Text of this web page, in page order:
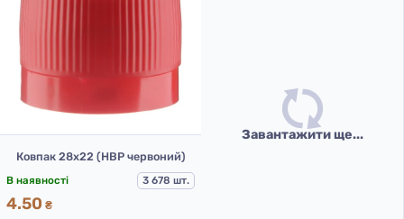
Ковпак 28х22 (НВР червоний)
В наявності 3 678 шт.
4.50 ₴
Завантажити ще...